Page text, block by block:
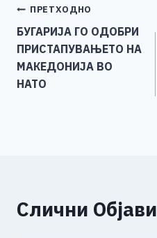
b
o
o
n
g
er
Навигација
на
напис
ПРЕТХОДНО
БУГАРИЈА ГО ОДОБРИ
ПРИСТАПУВАЊЕТО НА
МАКЕДОНИЈА ВО
НАТО
Слични Објави